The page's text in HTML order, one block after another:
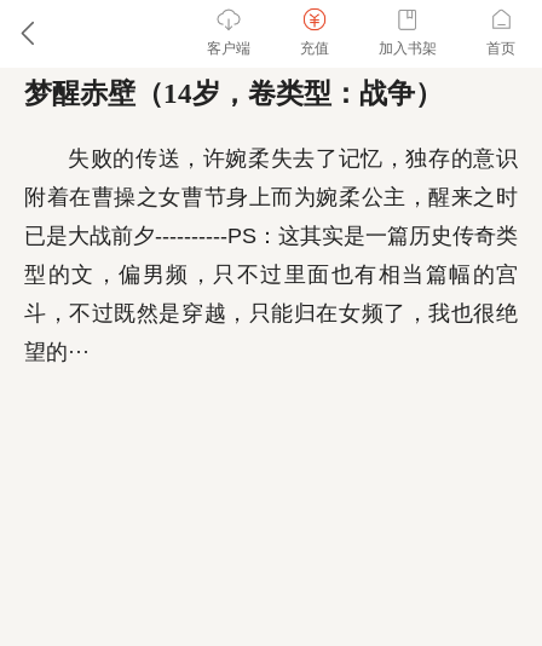
梦醒赤壁（14岁，卷类型：战争）
失败的传送，许婉柔失去了记忆，独存的意识
附着在曹操之女曹节身上而为婉柔公主，醒来之时
已是大战前夕----------PS：这其实是一篇历史传奇类
型的文，偏男频，只不过里面也有相当篇幅的宫
斗，不过既然是穿越，只能归在女频了，我也很绝
望的···
客户端 充值 加入书架 首页